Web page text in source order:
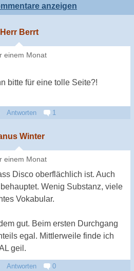
anzeigen
Herr Berrt
einem Monat
bitte für eine tolle Seite?!
Antworten 1
Winter
einem Monat
Disco oberflächlich ist. Auch
Wenig Substanz, viele
Vokabular.
gut. Beim ersten Durchgang
egal. Mittlerweile finde ich
geil.
Antworten 0